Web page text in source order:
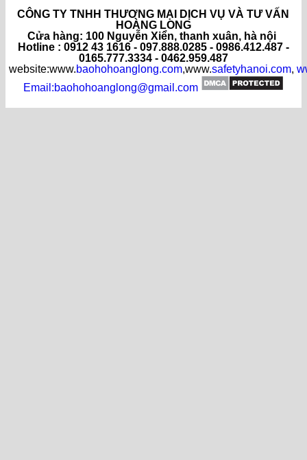
CÔNG TY TNHH THƯƠNG MẠI DỊCH VỤ VÀ TƯ VẤN
HOÀNG LONG
Cửa hàng: 100 Nguyễn Xiển, thanh xuân, hà nội
Hotline : 0912 43 1616 - 097.888.0285 - 0986.412.487 -
0165.777.3334 - 0462.959.487
website:www.baohohoanglong.com,www.safetyhanoi.com,
Email:baohohoanglong@gmail.com